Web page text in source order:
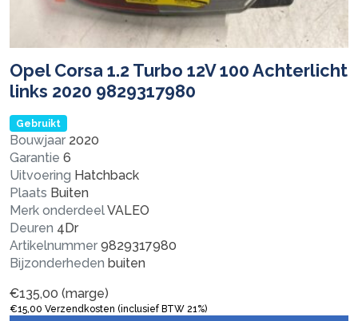
Opel Corsa 1.2 Turbo 12V 100 Achterlicht
links 2020 9829317980
Gebruikt
Bouwjaar 2020
Garantie 6
Uitvoering Hatchback
Plaats Buiten
Merk onderdeelVALEO
Deuren 4Dr
Artikelnummer 9829317980
Bijzonderheden buiten
€135,00 (marge)
€15,00 Verzendkosten (inclusief BTW 21%)